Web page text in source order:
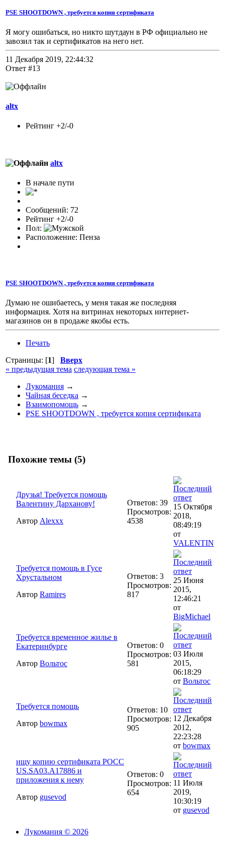
PSE SHOOTDOWN , требуется копия сертификата
Я могу ошибаться, но никто шутдаун в РФ официально не
завозил так и сертификатов на него нет.
11 Декабря 2019, 22:44:32
Ответ #13
altx
Рейтинг +2/-0
altx
В начале пути
Сообщений: 72
Рейтинг +2/-0
Пол:
Расположение: Пенза
PSE SHOOTDOWN , требуется копия сертификата
Думаю не ошибаетесь, у меня такая же последняя
информация. Хотя на витринах некоторых интернет-
магазинов он в продаже якобы есть.
Печать
Страницы: [1] Вверх
« предыдущая тема следующая тема »
Лукомания →
Чайная беседка →
Взаимопомощь →
PSE SHOOTDOWN , требуется копия сертификата
Похожие темы (5)
Друзья! Требуется помощь
Валентину Дарханову!
Автор Alexxx
Ответов: 39
Просмотров:
4538
15 Октября
2018,
08:49:19
от
VALENTIN
Требуется помощь в Гусе
Хрустальном
Автор Ramires
Ответов: 3
Просмотров:
817
25 Июня
2015,
12:46:21
от
BigMichael
Требуется временное жилье в
Екатеринбурге
Автор Вольтос
Ответов: 0
Просмотров:
581
03 Июля
2015,
06:18:29
от Вольтос
Требуется помощь
Автор bowmax
Ответов: 10
Просмотров:
905
12 Декабря
2012,
22:23:28
от bowmax
ищу копию сертификата РОСС
US.SA03.А17886 и
приложения к нему
Автор gusevod
Ответов: 0
Просмотров:
654
11 Июля
2019,
10:30:19
от gusevod
Лукомания © 2026